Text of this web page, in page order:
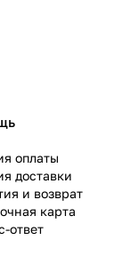
оплаты
доставки
и возврат
карта
ответ